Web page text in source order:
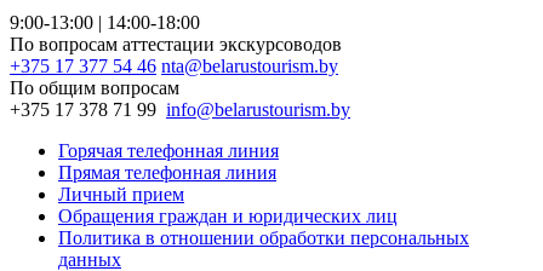
9:00-13:00 | 14:00-18:00
По вопросам аттестации экскурсоводов
+375 17 377 54 46 nta@belarustourism.by
По общим вопросам
+375 17 378 71 99 info@belarustourism.by
Горячая телефонная линия
Прямая телефонная линия
Личный прием
Обращения граждан и юридических лиц
Политика в отношении обработки персональных
данных